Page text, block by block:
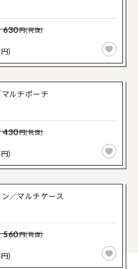
630円(税抜)
)
ルチポーチ
430円(税抜)
)
／マルチケース
560円(税抜)
)